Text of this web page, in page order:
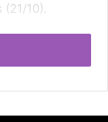
10).
dan UKM,
onboarding
atau sekitar
dibanding